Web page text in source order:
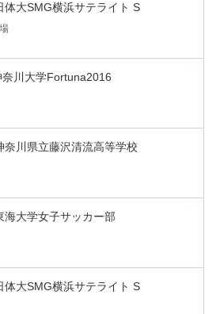
体大SMG横浜サテライト S
奈川大学Fortuna2016
奈川県立藤沢清流高等学校
海大学女子サッカー部
体大SMG横浜サテライト S